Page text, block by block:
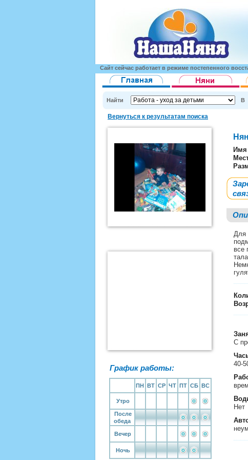
Сайт сейчас работает в режиме постепенного
Найти В
Вернуться к результатам поиска
График работы:
ПН ВТ СР ЧТ ПТ СБ ВС
Утро
После
обеда
Вечер
Ночь
Имя
Для
все
С
40-
Нет